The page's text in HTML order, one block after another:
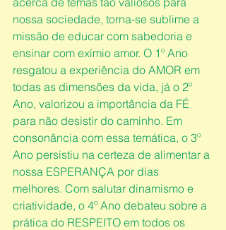
nossa sociedade, torna-se sublime a
missão de educar com sabedoria e
ensinar com exímio amor. O 1º Ano
resgatou a experiência do AMOR em
todas as dimensões da vida, já o 2º
Ano, valorizou a importância da FÉ
para não desistir do caminho. Em
consonância com essa temática, o 3º
Ano persistiu na certeza de alimentar a
nossa ESPERANÇA por dias
melhores. Com salutar dinamismo e
criatividade, o 4º Ano debateu sobre a
prática do RESPEITO em todos os